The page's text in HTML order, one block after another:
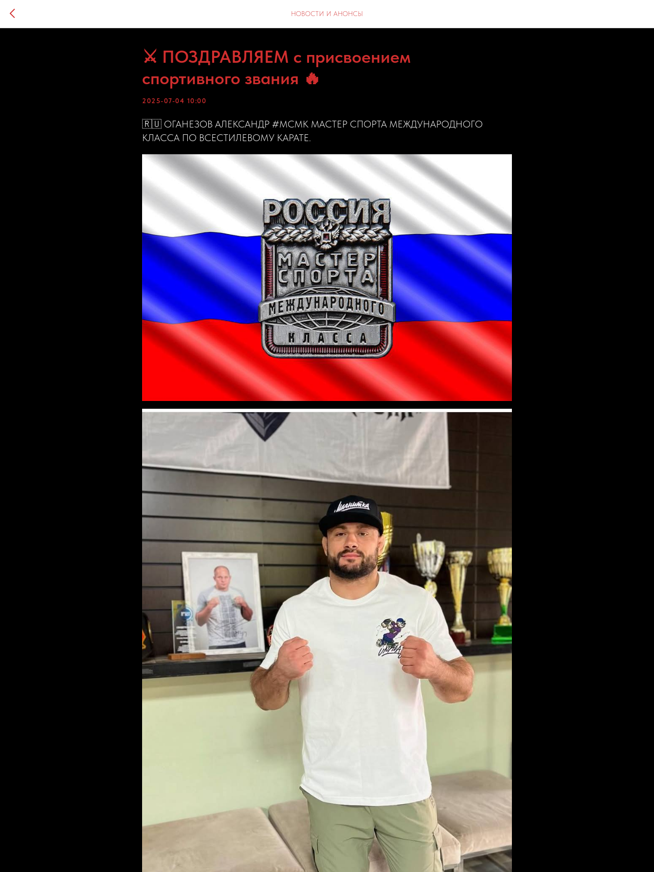
НОВОСТИ И АНОНСЫ
⚔ ПОЗДРАВЛЯЕМ с присвоением
спортивного звания 🔥
2025-07-04 10:00
🇷🇺 ОГАНЕЗОВ АЛЕКСАНДР #МСМК МАСТЕР СПОРТА МЕЖДУНАРОДНОГО
КЛАССА ПО ВСЕСТИЛЕВОМУ КАРАТЕ.